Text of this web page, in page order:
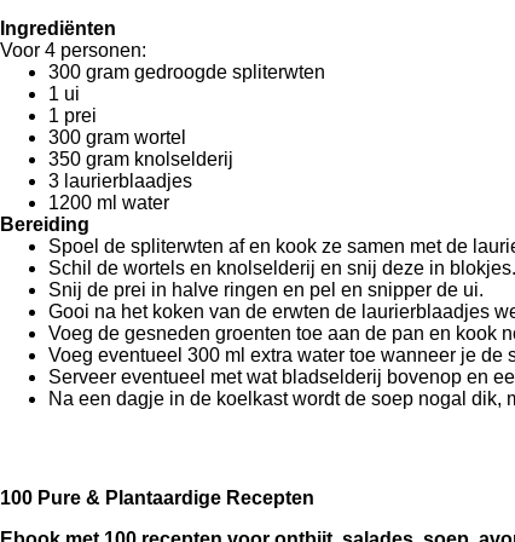
Ingrediënten
Voor 4 personen:
300 gram gedroogde spliterwten
1 ui
1 prei
300 gram wortel
350 gram knolselderij
3 laurierblaadjes
1200 ml water
Bereiding
Spoel de spliterwten af en kook ze samen met de
Schil de wortels en knolselderij en snij deze in blokjes.
Snij de prei in halve ringen en pel en snipper de ui.
Gooi na het koken van de erwten de laurierblaadjes
Voeg de gesneden groenten toe aan de pan en kook
Voeg eventueel 300 ml extra water toe wanneer je de
Serveer eventueel met wat bladselderij bovenop en
Na een dagje in de koelkast wordt de soep nogal dik,
100 Pure & Plantaardige Recepten